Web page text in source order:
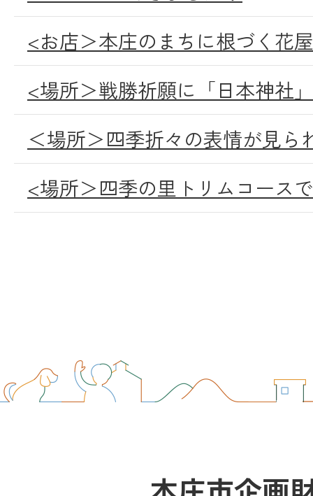
<お店＞本庄のまちに根づく花
<場所＞戦勝祈願に「日本神社」
＜場所＞四季折々の表情が見ら
<場所＞四季の里トリムコース